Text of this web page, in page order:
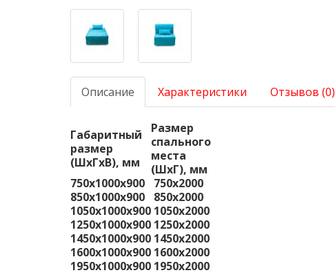
Описание Характеристики Отзывов (0)
Габаритный
размер
(ШхГхВ), мм
Размер
спального
места
(ШхГ), мм
750х1000х900
750х2000
850х1000х900
850х2000
1050х1000х900 1050х2000
1250х1000х900 1250х2000
1450х1000х900 1450х2000
1600х1000х900 1600х2000
1950х1000х900 1950х2000